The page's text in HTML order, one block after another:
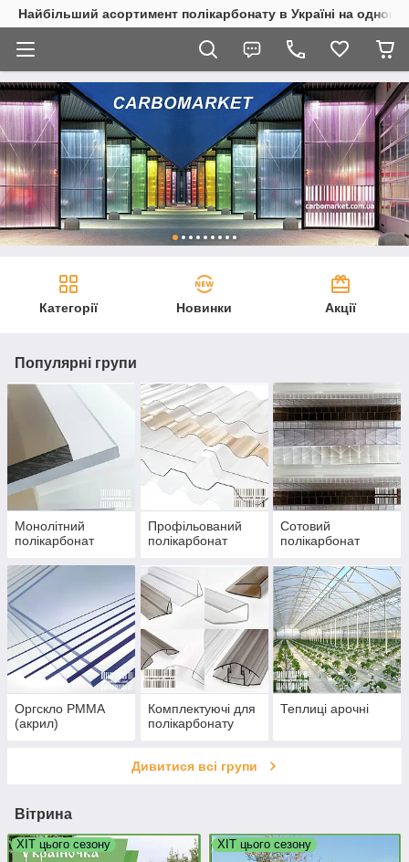
Найбільший асортимент полікарбонату в Україні на одному
Категорії Новинки Акції
Популярні групи
Монолітний
полікарбонат
Профільований
полікарбонат
Сотовий
полікарбонат
Оргскло PMMA
(акрил)
Комплектуючі для
полікарбонату
Теплиці арочні
Дивитися всі групи
Вітрина
ХІТ цього сезону ХІТ цього сезону